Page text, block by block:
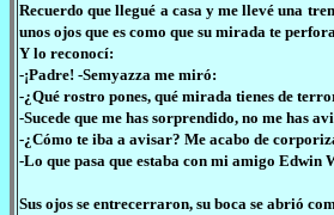
Recuerdo que llegué a casa y me llevé una
unos ojos que es como que su mirada te
Y lo reconocí:
-¡Padre! -Semyazza me miró:
-¿Qué rostro pones, qué mirada tienes de
-Sucede que me has sorprendido, no me has
-¿Cómo te iba a avisar? Me acabo de
-Lo que pasa que estaba con mi amigo Edwin
Sus ojos se entrecerraron, su boca se abrió